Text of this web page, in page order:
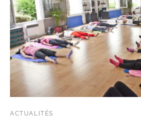
ACTUALITÉS